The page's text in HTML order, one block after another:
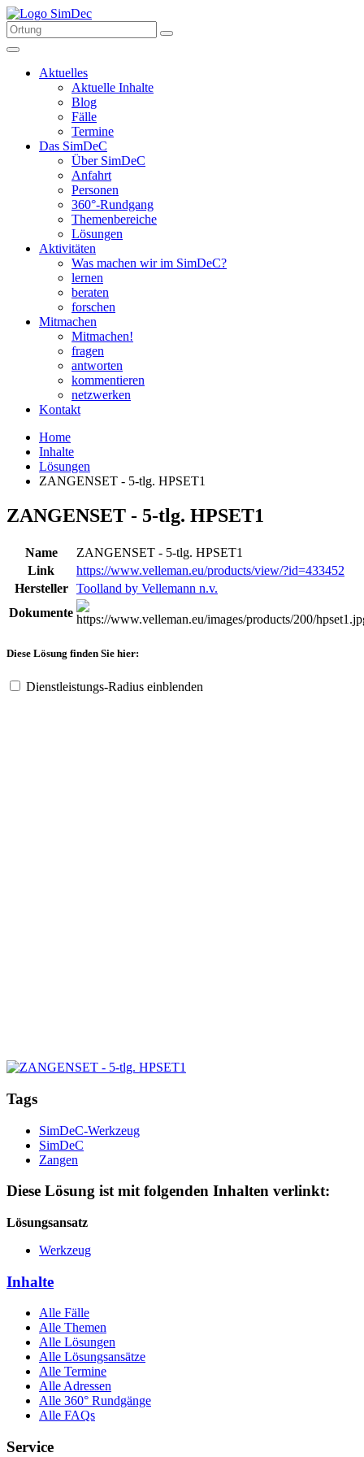
Aktuelles
Aktuelle Inhalte
Blog
Fälle
Termine
Das SimDeC
Über SimDeC
Anfahrt
Personen
360°-Rundgang
Themenbereiche
Lösungen
Aktivitäten
Was machen wir im SimDeC?
lernen
beraten
forschen
Mitmachen
Mitmachen!
fragen
antworten
kommentieren
netzwerken
Kontakt
Home
Inhalte
Lösungen
ZANGENSET - 5-tlg. HPSET1
ZANGENSET - 5-tlg. HPSET1
Name
ZANGENSET - 5-tlg. HPSET1
Link
https://www.velleman.eu/products/view/?id=433452
Hersteller
Toolland by Vellemann n.v.
Dokumente
Diese Lösung finden Sie hier:
Dienstleistungs-Radius einblenden
Tags
SimDeC-Werkzeug
SimDeC
Zangen
Diese Lösung ist mit folgenden Inhalten verlinkt:
Lösungsansatz
Werkzeug
Inhalte
Alle Fälle
Alle Themen
Alle Lösungen
Alle Lösungsansätze
Alle Termine
Alle Adressen
Alle 360° Rundgänge
Alle FAQs
Service